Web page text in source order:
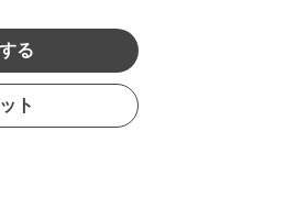
る
ト